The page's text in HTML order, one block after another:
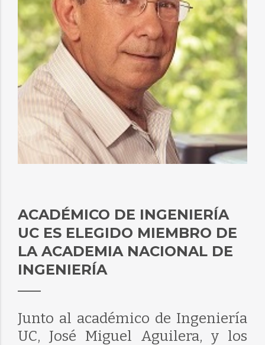
ACADÉMICO DE INGENIERÍA
UC ES ELEGIDO MIEMBRO DE
LA ACADEMIA NACIONAL DE
INGENIERÍA
Junto al académico de Ingeniería
UC, José Miguel Aguilera, y los